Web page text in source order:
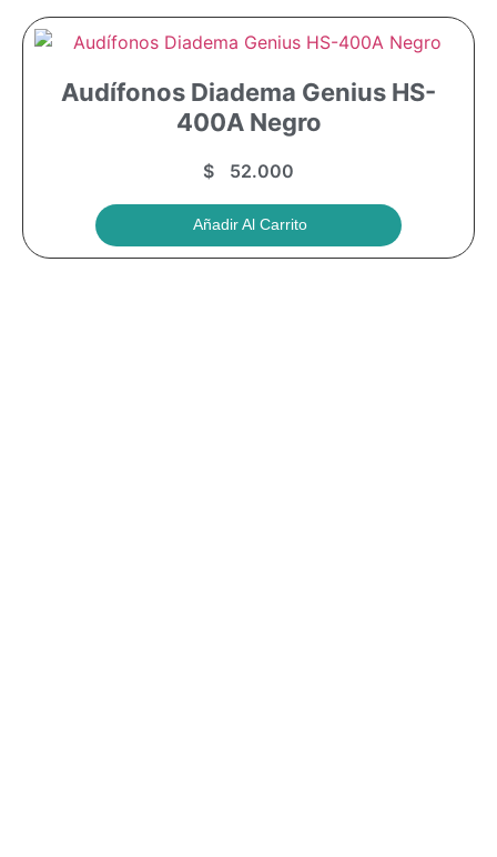
Audífonos Diadema Genius HS-
400A Negro
$ 52.000
Añadir Al Carrito